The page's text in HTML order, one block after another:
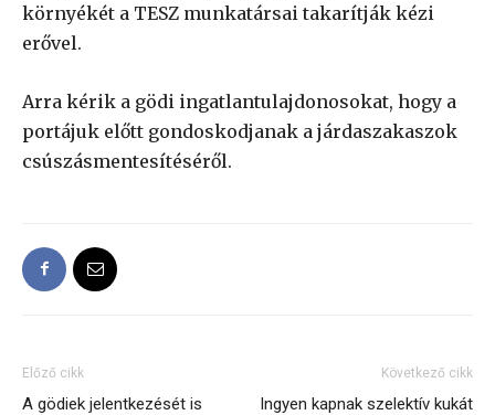
környékét a TESZ munkatársai takarítják kézi
erővel.
Arra kérik a gödi ingatlantulajdonosokat, hogy a
portájuk előtt gondoskodjanak a járdaszakaszok
csúszásmentesítéséről.
Előző cikk
A gödiek jelentkezését is
Következő cikk
Ingyen kapnak szelektív kukát